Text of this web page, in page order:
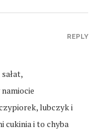
lubczyk i
cukinia i to chyba
REPLY